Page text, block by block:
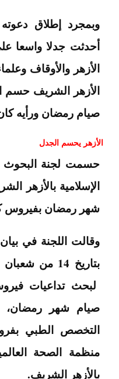
وبمجرد إطلاق
أحدثت جدلا واسعا
الأزهر والأوقاف
الأزهر الشريف حسم
صيام رمضان ورأيه
الأزهر يحسم الجدل
حسمت لجنة البحوث
الإسلامية بالأزهر
شهر رمضان بفيروس
وقالت اللجنة في
لبحث تداعيات
صيام شهر رمضان،
التخصص الطبي
منظمة الصحة
بالأزهر الشريف.